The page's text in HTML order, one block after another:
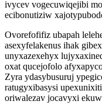
ivycev vogecuwiqejibi
ecibonutiziw
Ovorefofifiz ubapah
asexyfelakenus ihak
unyxazexehyx
oxat qucejofolo
Zyra ydasybusuruj
ratugyxibasysi
oriwalezav jocavyxi